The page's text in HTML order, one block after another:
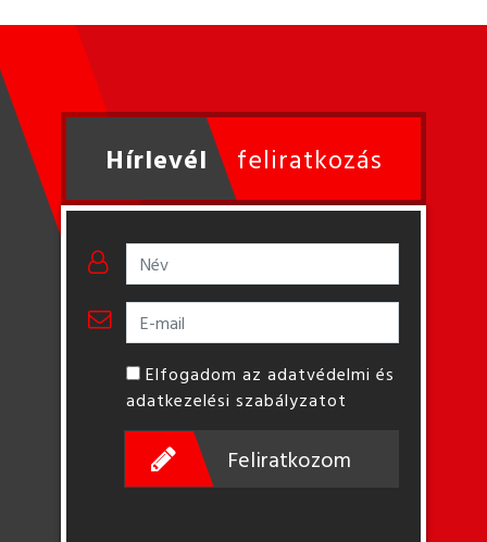
Hírlevél feliratkozás
Elfogadom az adatvédelmi és
adatkezelési szabályzatot
Feliratkozom